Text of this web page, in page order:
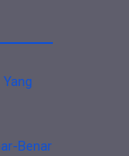
Benar